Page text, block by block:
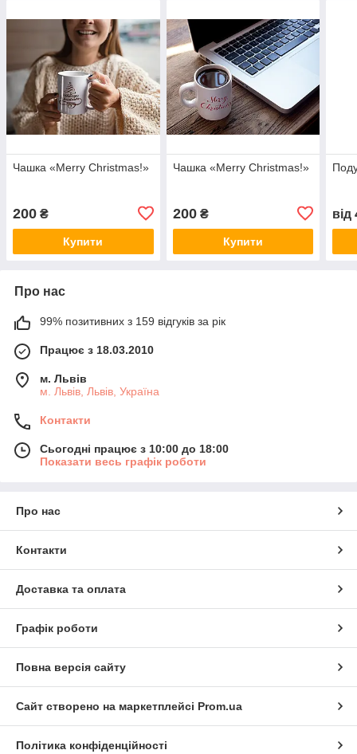
Чашка «Merry Christmas!»
200 ₴
Купити
Чашка «Merry Christmas!»
200₴
Купити
від
Про нас
99% позитивних з 159 відгуків за рік
Працює з 18.03.2010
м. Львів
м. Львів, Львів, Україна
Контакти
Сьогодні працює з 10:00 до 18:00
Показати весь графік роботи
Про нас
Контакти
Доставка та оплата
Графік роботи
Повна версія сайту
Сайт створено на маркетплейсі Prom.ua
Політика конфіденційності